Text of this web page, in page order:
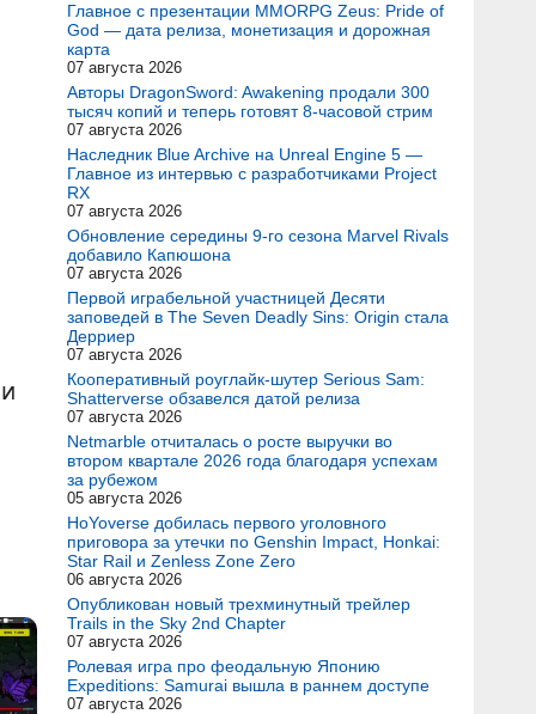
Главное с презентации MMORPG Zeus: Pride of
God — дата релиза, монетизация и дорожная
карта
07 августа 2026
Авторы DragonSword: Awakening продали 300
тысяч копий и теперь готовят 8-часовой стрим
07 августа 2026
Наследник Blue Archive на Unreal Engine 5 —
Главное из интервью с разработчиками Project
RX
07 августа 2026
Обновление середины 9-го сезона Marvel Rivals
добавило Капюшона
07 августа 2026
Первой играбельной участницей Десяти
заповедей в The Seven Deadly Sins: Origin стала
Дерриер
07 августа 2026
Кооперативный роуглайк-шутер Serious Sam:
Shatterverse обзавелся датой релиза
07 августа 2026
Netmarble отчиталась о росте выручки во
втором квартале 2026 года благодаря успехам
за рубежом
05 августа 2026
HoYoverse добилась первого уголовного
приговора за утечки по Genshin Impact, Honkai:
Star Rail и Zenless Zone Zero
06 августа 2026
Опубликован новый трехминутный трейлер
Trails in the Sky 2nd Chapter
07 августа 2026
Ролевая игра про феодальную Японию
Expeditions: Samurai вышла в раннем доступе
07 августа 2026